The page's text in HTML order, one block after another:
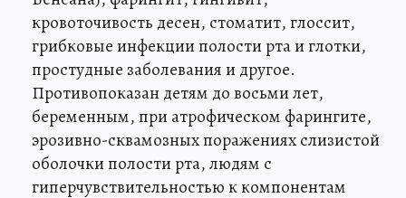
кровоточивость десен, стоматит, глоссит,
грибковые инфекции полости рта и глотки,
простудные заболевания и другое.
Противопоказан детям до восьми лет,
беременным, при атрофическом фарингите,
эрозивно-сквамозных поражениях слизистой
оболочки полости рта, людям с
гиперчувствительностью к компонентам